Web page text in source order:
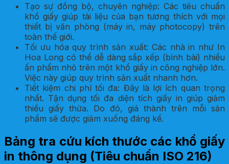
Tạo sự đồng bộ, chuyên nghiệp: Các tiêu chuẩn
khổ giấy giúp tài liệu của bạn tương thích với mọi
thiết bị văn phòng (máy in, máy photocopy) trên
toàn thế giới.
Tối ưu hóa quy trình sản xuất: Các nhà in như In
Hoa Long có thể dễ dàng sắp xếp (bình bài) nhiều
ấn phẩm nhỏ trên một khổ giấy in công nghiệp lớn.
Việc này giúp quy trình sản xuất nhanh hơn.
Tiết kiệm chi phí tối đa: Đây là lợi ích quan trọng
nhất. Tận dụng tối đa diện tích giấy in giúp giảm
thiểu giấy thừa. Do đó, giá thành trên mỗi sản
phẩm sẽ được giảm xuống đáng kể.
Bảng tra cứu kích thước các khổ giấy
in thông dụng (Tiêu chuẩn ISO 216)